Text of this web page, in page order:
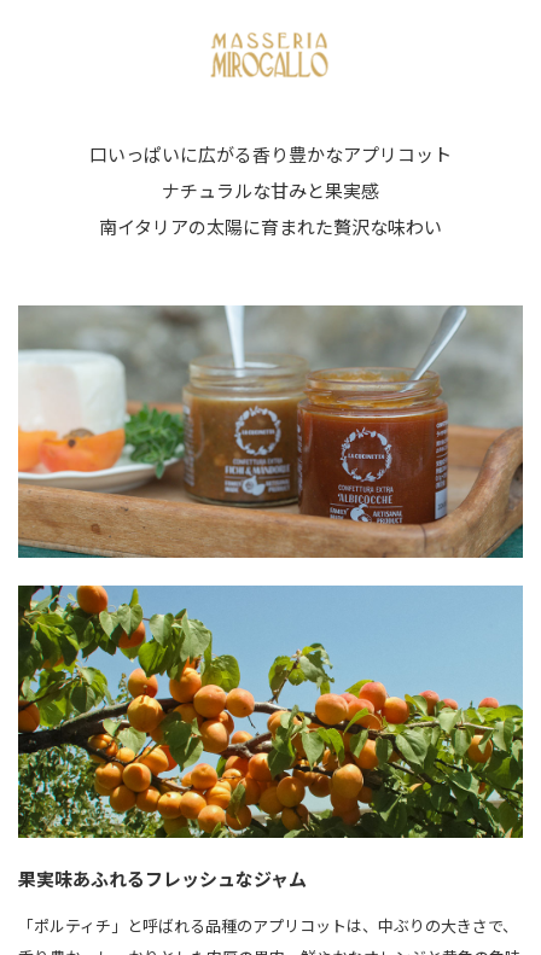
口いっぱいに広がる香り豊かなアプリコット
ナチュラルな甘みと果実感
南イタリアの太陽に育まれた贅沢な味わい
果実味あふれるフレッシュなジャム
「ポルティチ」と呼ばれる品種のアプリコットは、中ぶりの大きさで、